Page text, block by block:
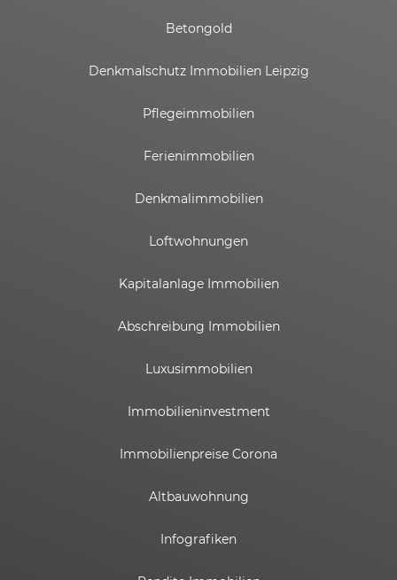
Betongold
Denkmalschutz Immobilien Leipzig
Pflegeimmobilien
Ferienimmobilien
Denkmalimmobilien
Loftwohnungen
Kapitalanlage Immobilien
Abschreibung Immobilien
Luxusimmobilien
Immobilieninvestment
Immobilienpreise Corona
Altbauwohnung
Infografiken